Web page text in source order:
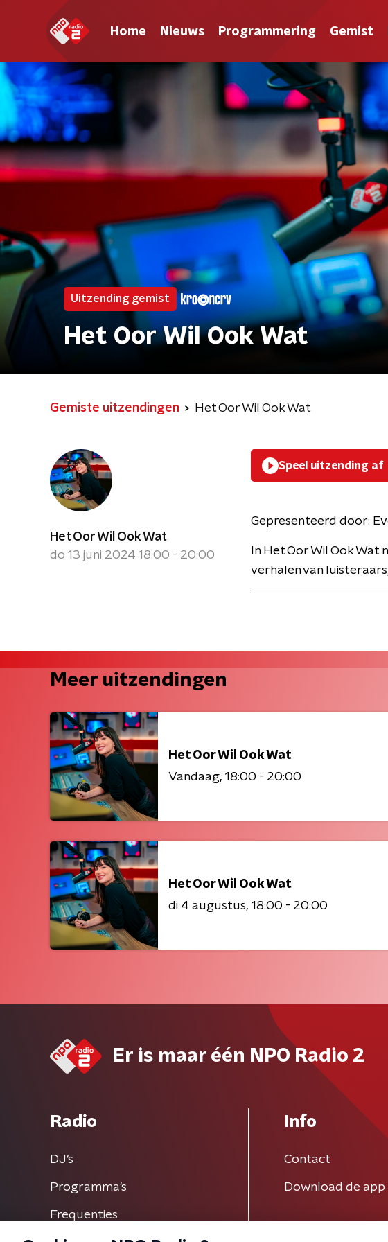
Home Nieuws Programmering Gemist
Uitzending gemist
Het Oor Wil Ook Wat
Gemiste uitzendingen Het Oor Wil Ook Wat
Het Oor Wil Ook Wat
do 13 juni 2024 18:00 - 20:00
Speel uitzending af
Gepresenteerd door:
In Het Oor Wil Ook
verhalen van
Meer uitzendingen
Het Oor Wil Ook Wat
Vandaag 18:00 - 20:00
Het Oor Wil Ook Wat
di 4 augustus 18:00 - 20:00
Er is maar één NPO Radio 2
Radio
DJ’s
Programma's
Frequenties
Info
Contact
Download de app